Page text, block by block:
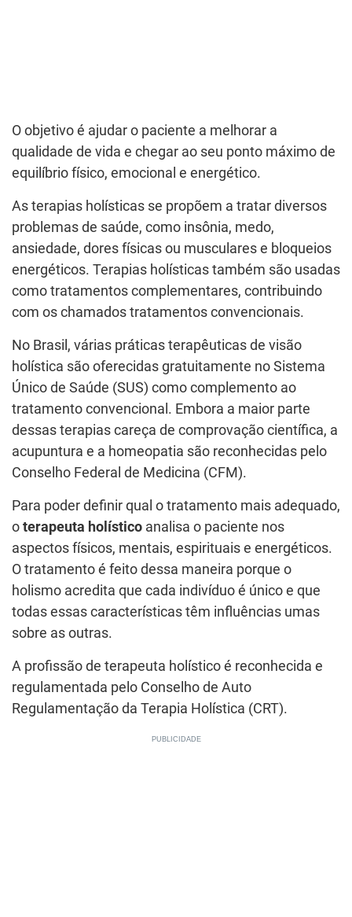
O objetivo é ajudar o paciente a melhorar a
qualidade de vida e chegar ao seu ponto máximo de
equilíbrio físico, emocional e energético.
As terapias holísticas se propõem a tratar diversos
problemas de saúde, como insônia, medo,
ansiedade, dores físicas ou musculares e bloqueios
energéticos. Terapias holísticas também são usadas
como tratamentos complementares, contribuindo
com os chamados tratamentos convencionais.
No Brasil, várias práticas terapêuticas de visão
holística são oferecidas gratuitamente no Sistema
Único de Saúde (SUS) como complemento ao
tratamento convencional. Embora a maior parte
dessas terapias careça de comprovação científica, a
acupuntura e a homeopatia são reconhecidas pelo
Conselho Federal de Medicina (CFM).
Para poder definir qual o tratamento mais adequado,
o terapeuta holístico analisa o paciente nos
aspectos físicos, mentais, espirituais e energéticos.
O tratamento é feito dessa maneira porque o
holismo acredita que cada indivíduo é único e que
todas essas características têm influências umas
sobre as outras.
A profissão de terapeuta holístico é reconhecida e
regulamentada pelo Conselho de Auto
Regulamentação da Terapia Holística (CRT).